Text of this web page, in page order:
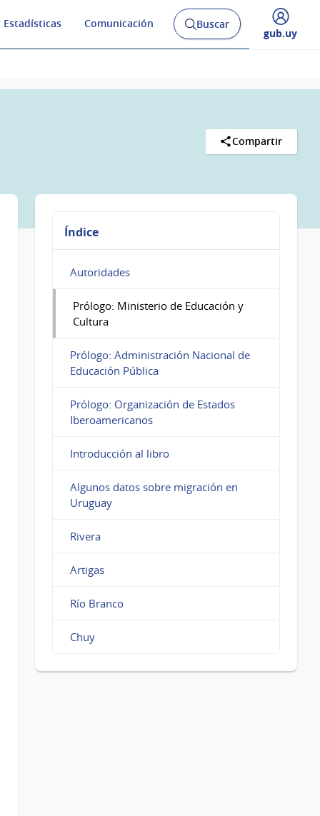
Estadísticas Comunicación
Abrir
buscador
Buscar
Desplegar
gub.uy
Compartir
Índice
Autoridades
Prólogo: Ministerio de Educación y
Cultura
Prólogo: Administración Nacional de
Educación Pública
Prólogo: Organización de Estados
Iberoamericanos
Introducción al libro
Algunos datos sobre migración en
Uruguay
Rivera
Artigas
Río Branco
Chuy